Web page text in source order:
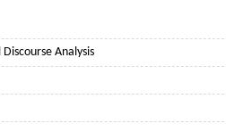
Analysis